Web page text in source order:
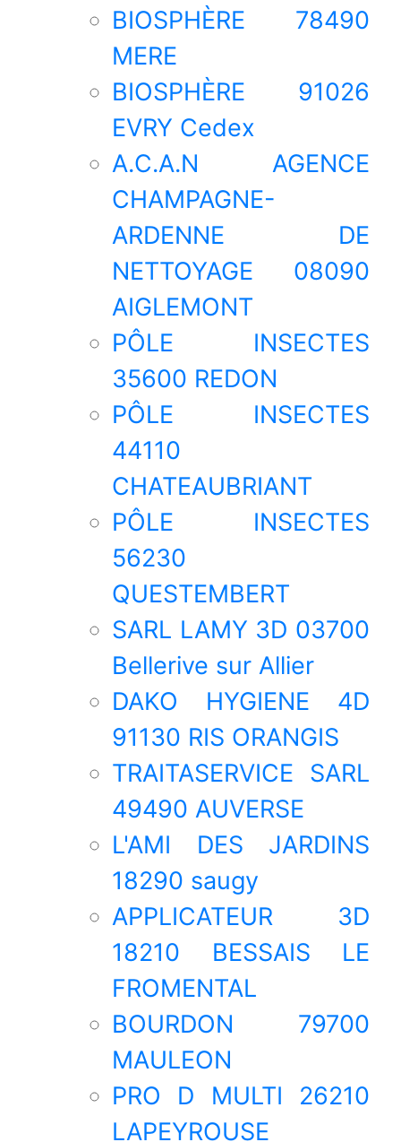
BIOSPHÈRE 78490
MERE
BIOSPHÈRE 91026
EVRY Cedex
A.C.A.N AGENCE
CHAMPAGNE-
ARDENNE DE
NETTOYAGE 08090
AIGLEMONT
PÔLE INSECTES
35600 REDON
PÔLE INSECTES
44110
CHATEAUBRIANT
PÔLE INSECTES
56230
QUESTEMBERT
SARL LAMY 3D 03700
Bellerive sur Allier
DAKO HYGIENE 4D
91130 RIS ORANGIS
TRAITASERVICE SARL
49490 AUVERSE
L'AMI DES JARDINS
18290 saugy
APPLICATEUR 3D
18210 BESSAIS LE
FROMENTAL
BOURDON 79700
MAULEON
PRO D MULTI 26210
LAPEYROUSE